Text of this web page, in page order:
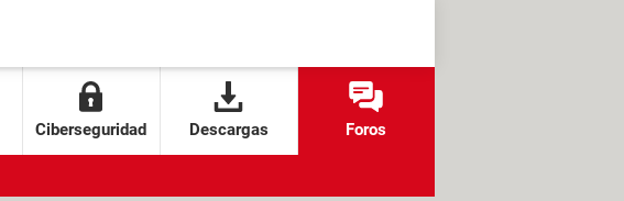
Ciberseguridad Descargas Foros